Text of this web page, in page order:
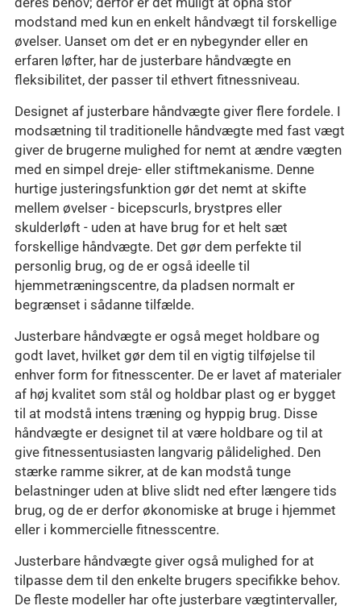
modstand med kun en enkelt håndvægt til forskellige
øvelser. Uanset om det er en nybegynder eller en
erfaren løfter, har de justerbare håndvægte en
fleksibilitet, der passer til ethvert fitnessniveau.
Designet af justerbare håndvægte giver flere fordele. I
modsætning til traditionelle håndvægte med fast vægt
giver de brugerne mulighed for nemt at ændre vægten
med en simpel dreje- eller stiftmekanisme. Denne
hurtige justeringsfunktion gør det nemt at skifte
mellem øvelser - bicepscurls, brystpres eller
skulderløft - uden at have brug for et helt sæt
forskellige håndvægte. Det gør dem perfekte til
personlig brug, og de er også ideelle til
hjemmetræningscentre, da pladsen normalt er
begrænset i sådanne tilfælde.
Justerbare håndvægte er også meget holdbare og
godt lavet, hvilket gør dem til en vigtig tilføjelse til
enhver form for fitnesscenter. De er lavet af materialer
af høj kvalitet som stål og holdbar plast og er bygget
til at modstå intens træning og hyppig brug. Disse
håndvægte er designet til at være holdbare og til at
give fitnessentusiasten langvarig pålidelighed. Den
stærke ramme sikrer, at de kan modstå tunge
belastninger uden at blive slidt ned efter længere tids
brug, og de er derfor økonomiske at bruge i hjemmet
eller i kommercielle fitnesscentre.
Justerbare håndvægte giver også mulighed for at
tilpasse dem til den enkelte brugers specifikke behov.
De fleste modeller har ofte justerbare vægtintervaller,